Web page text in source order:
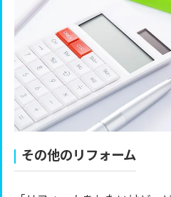
その他のリフォーム